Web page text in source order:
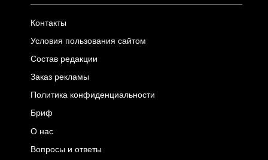
Контакты
Условия пользования сайтом
Состав редакции
Заказ рекламы
Политика конфиденциальности
Бриф
О нас
Вопросы и ответы